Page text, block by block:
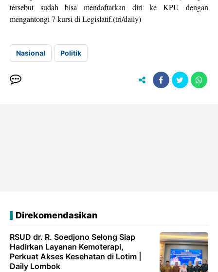
tersebut sudah bisa mendaftarkan diri ke KPU dengan
mengantongi 7 kursi di Legislatif.(tri/daily)
Nasional Politik
Direkomendasikan
RSUD dr. R. Soedjono Selong Siap
Hadirkan Layanan Kemoterapi,
Perkuat Akses Kesehatan di Lotim |
Daily Lombok